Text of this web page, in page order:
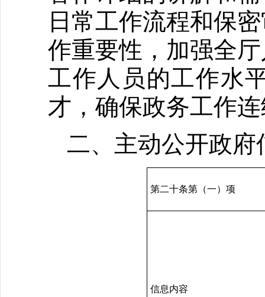
日常工作流程和保
作重要性，加强全
工作人员的工作水
才，确保政务工作
二、主动公开政府
第二十条第（一）项
信息内容